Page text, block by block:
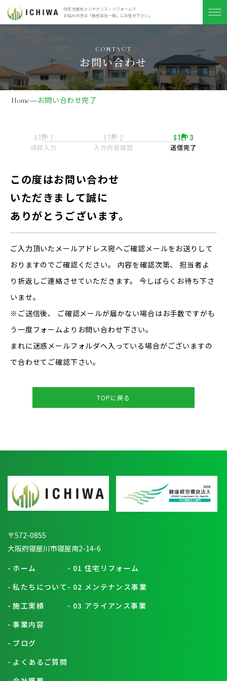
住宅太陽光メンテナンス・リフォームで
お悩みの方は「株式会社⼀和」にお任せ下さい。
CONTACT
お問い合わせ
Home お問い合わせ完了
STEP 1
項目入力
STEP 2
入力内容確認
STEP 3
送信完了
この度はお問い合わせ
いただきまして誠に
ありがとうございます。
ご入力頂いたメールアドレス宛へご確認メールをお送りして
おりますのでご確認ください。 内容を確認次第、 担当者よ
り折返しご連絡させていただきます。 今しばらくお待ち下さ
いませ。
※ご送信後、 ご確認メールが届かない場合はお手数ですがも
う一度フォームよりお問い合わせ下さい。
まれに迷惑メールフォルダへ入っている場合がございますの
で合わせてご確認下さい。
TOPに戻る
〒572-0855
大阪府寝屋川市寝屋南2-14-6
- ホーム
- 私たちについて
- 施工実績
- 事業内容
- ブログ
- よくあるご質問
- 01 住宅リフォーム
- 02 メンテナンス事業
- 03 アライアンス事業